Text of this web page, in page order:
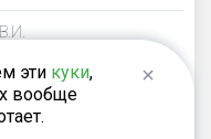
глагола в
5–9 классы
эти куки,
вообще